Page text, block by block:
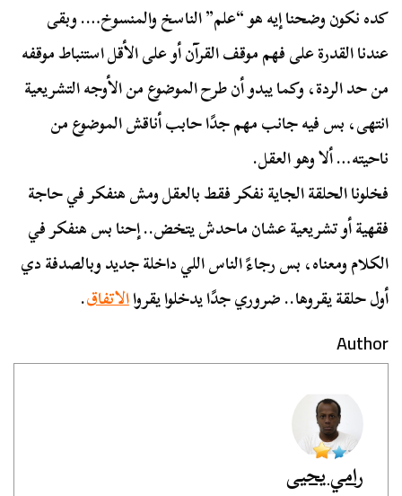
كده نكون وضحنا إيه هو “علم” الناسخ والمنسوخ…. وبقى
عندنا القدرة على فهم موقف القرآن أو على الأقل استنباط موقفه
من حد الردة، وكما يبدو أن طرح الموضوع من الأوجه التشريعية
انتهى، بس فيه جانب مهم جدًا حابب أناقش الموضوع من
ناحيته… ألا وهو العقل.
فخلونا الحلقة الجاية نفكر فقط بالعقل ومش هنفكر في حاجة
فقهية أو تشريعية عشان ماحدش يتخض.. إحنا بس هنفكر في
الكلام ومعناه، بس رجاءً الناس اللي داخلة جديد وبالصدفة دي
أول حلقة يقروها.. ضروري جدًا يدخلوا يقرواالاتفاق.
Author
رامي يحيى